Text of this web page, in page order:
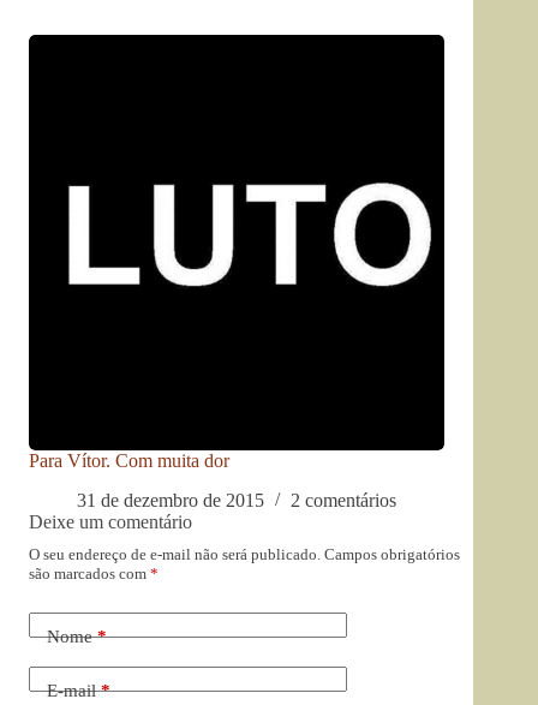
Para Vítor. Com muita dor
31 de dezembro de 2015
2 comentários
Deixe um comentário
O seu endereço de e-mail não será publicado. Campos obrigatórios
são marcados com *
Nome*
E-mail*